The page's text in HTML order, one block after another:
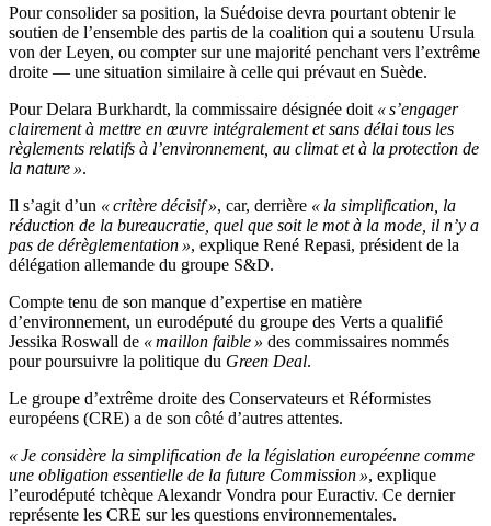
Pour consolider sa position, la Suédoise devra pourtant obtenir le
soutien de l’ensemble des partis de la coalition qui a soutenu Ursula
von der Leyen, ou compter sur une majorité penchant vers l’extrême
droite — une situation similaire à celle qui prévaut en Suède.
Pour Delara Burkhardt, la commissaire désignée doit « s’engager
clairement à mettre en œuvre intégralement et sans délai tous les
règlements relatifs à l’environnement, au climat et à la protection de
la nature ».
Il s’agit d’un « critère décisif », car, derrière « la simplification, la
réduction de la bureaucratie, quel que soit le mot à la mode, il n’y a
pas de dérèglementation », explique René Repasi, président de la
délégation allemande du groupe S&D.
Compte tenu de son manque d’expertise en matière
d’environnement, un eurodéputé du groupe des Verts a qualifié
Jessika Roswall de « maillon faible » des commissaires nommés
pour poursuivre la politique du Green Deal.
Le groupe d’extrême droite des Conservateurs et Réformistes
européens (CRE) a de son côté d’autres attentes.
« Je considère la simplification de la législation européenne comme
une obligation essentielle de la future Commission », explique
l’eurodéputé tchèque Alexandr Vondra pour Euractiv. Ce dernier
représente les CRE sur les questions environnementales.